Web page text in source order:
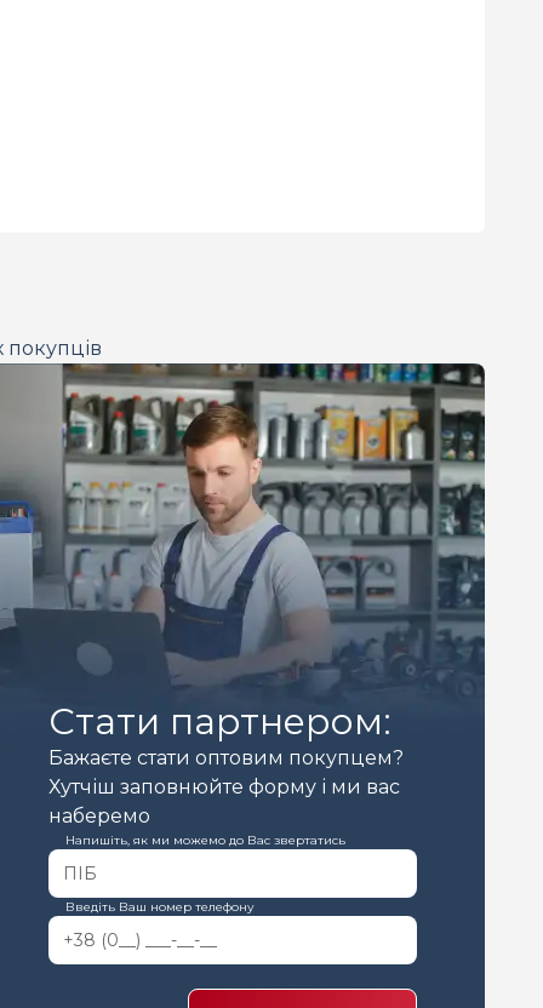
покупців
Стати партнером:
Бажаєте стати оптовим покупцем?
Хутчіш заповнюйте форму і ми вас
наберемо
Напишіть, як ми можемо до Вас звертатись
Введіть Ваш номер телефону